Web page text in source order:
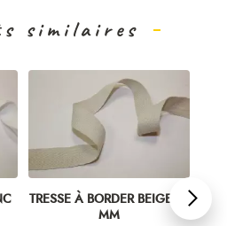
similaires
TRESSE À BORDER BEIGE 25
MM